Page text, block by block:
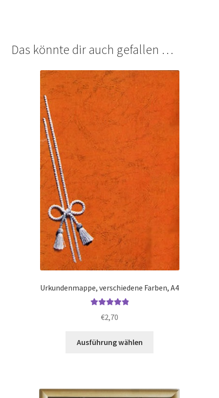
Das könnte dir auch gefallen …
Urkundenmappe, verschiedene Farben, A4
von 5
€2,70
Ausführung wählen